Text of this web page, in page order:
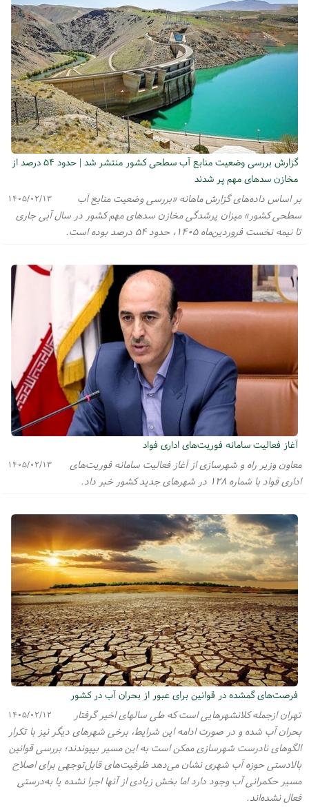
گزارش بررسی وضعیت منابع آب سطحی کشور منتشر شد | حدود ۵۴ درصد از
مخازن سدهای مهم پر شدند
۱۴۰۵/۰۲/۱۳
بر اساس داده‌های گزارش ماهانه «بررسی وضعیت منابع آب
سطحی کشور» میزان پرشدگی مخازن سدهای مهم کشور در سال آبی جاری
تا نیمه نخست فروردین‌ماه ۱۴۰۵، حدود ۵۴ درصد بوده است.
آغاز فعالیت سامانه فوریت‌های اداری فواد
۱۴۰۵/۰۲/۱۳
معاون وزیر راه و شهرسازی از آغاز فعالیت سامانه فوریت‌های
اداری فواد با شماره ۱۲۸ در شهر‌های جدید کشور خبر داد.
فرصت‌های گمشده در قوانین برای عبور از بحران آب در کشور
۱۴۰۵/۰۲/۱۲
تهران ازجمله کلانشهرهایی است که طی سالهای اخیر گرفتار
بحران آب شده و در صورت ادامه این شرایط، برخی شهرهای دیگر نیز با تکرار
الگوهای نادرست شهرسازی ممکن است به این مسیر بپیوندند؛ بررسی قوانین
بالادستی حوزه آب شهری نشان می‌دهد ظرفیت‌های قابل‌توجهی برای اصلاح
مسیر حکمرانی آب وجود دارد اما بخش زیادی از آنها اجرا نشده یا به‌درستی
فعال نشده‌اند.